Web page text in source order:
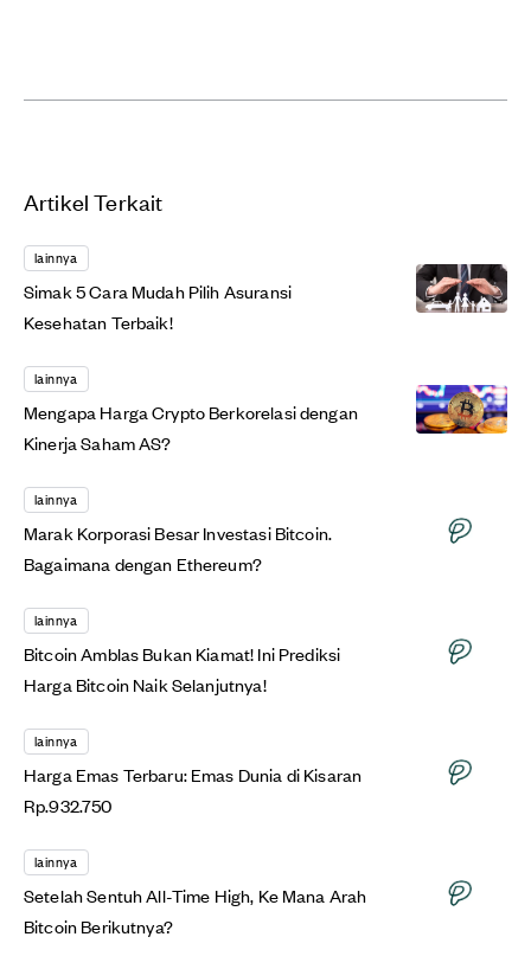
Artikel Terkait
lainnya
Simak 5 Cara Mudah Pilih Asuransi
Kesehatan Terbaik!
lainnya
Mengapa Harga Crypto Berkorelasi dengan
Kinerja Saham AS?
lainnya
Marak Korporasi Besar Investasi Bitcoin.
Bagaimana dengan Ethereum?
lainnya
Bitcoin Amblas Bukan Kiamat! Ini Prediksi
Harga Bitcoin Naik Selanjutnya!
lainnya
Harga Emas Terbaru: Emas Dunia di Kisaran
Rp.932.750
lainnya
Setelah Sentuh All-Time High, Ke Mana Arah
Bitcoin Berikutnya?